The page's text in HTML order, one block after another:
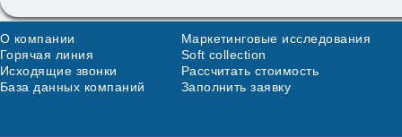
О компании
Горячая линия
Исходящие звонки
База данных компаний
Маркетинговые исследования
Soft collection
Рассчитать стоимость
Заполнить заявку